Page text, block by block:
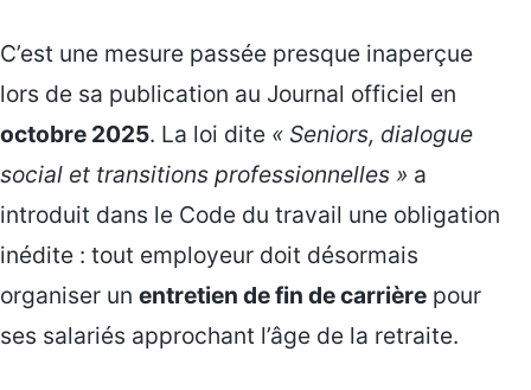
C’est une mesure passée presque inaperçue
lors de sa publication au Journal officiel en
octobre 2025. La loi dite « Seniors, dialogue
social et transitions professionnelles » a
introduit dans le Code du travail une obligation
inédite : tout employeur doit désormais
organiser un entretien de fin de carrière pour
ses salariés approchant l’âge de la retraite.